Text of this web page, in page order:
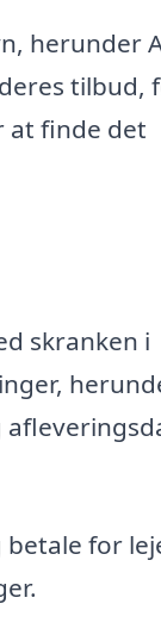
herunder
tilbud,
at finde det
skranken i
for